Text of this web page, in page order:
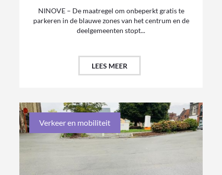
NINOVE – De maatregel om onbeperkt gratis te
parkeren in de blauwe zones van het centrum en de
deelgemeenten stopt...
LEES MEER
Verkeer en mobiliteit